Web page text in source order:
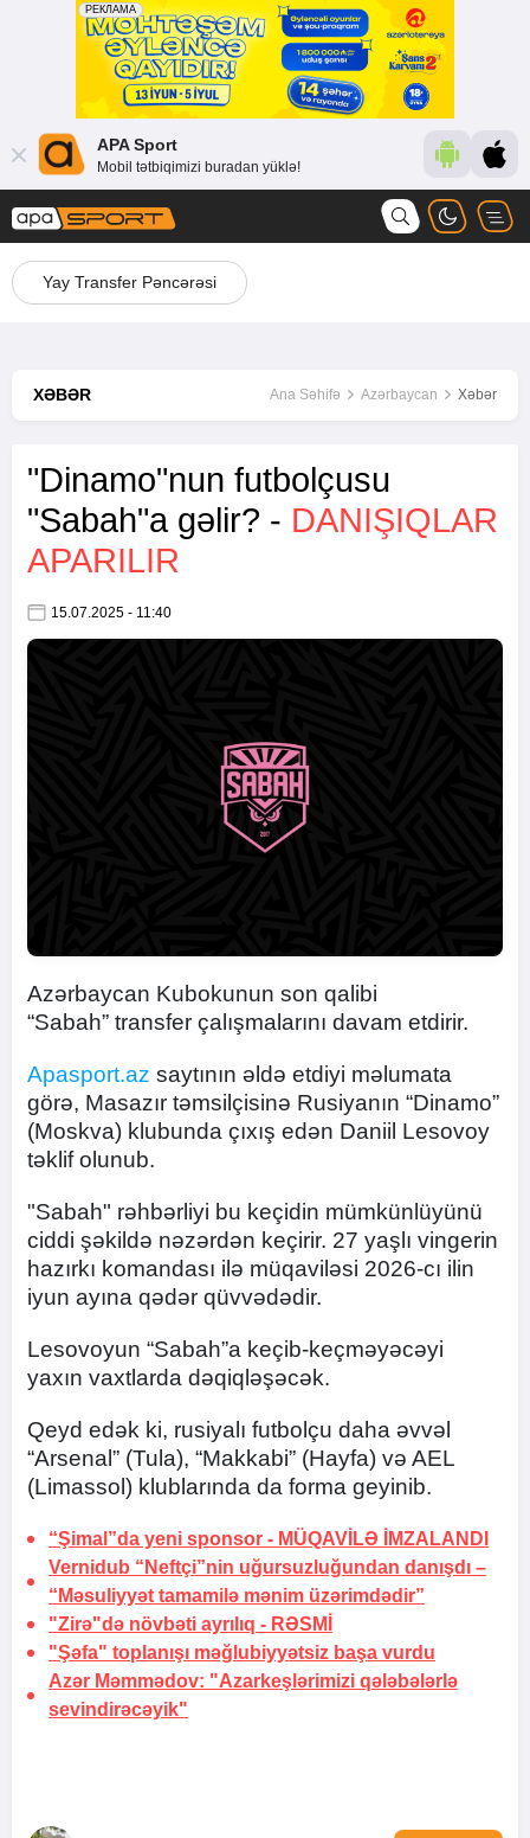
APA Sport
Mobil tətbiqimizi buradan yüklə!
Yay Transfer Pəncərəsi
XƏBƏR Ana Səhifə Azərbaycan Xəbər
"Dinamo"nun futbolçusu
"Sabah"a gəlir? - DANIŞIQLAR
APARILIR
15.07.2025 - 11:40
Azərbaycan Kubokunun son qalibi
“Sabah” transfer çalışmalarını davam etdirir.
Apasport.az saytının əldə etdiyi məlumata
görə, Masazır təmsilçisinə Rusiyanın “Dinamo”
(Moskva) klubunda çıxış edən Daniil Lesovoy
təklif olunub.
"Sabah" rəhbərliyi bu keçidin mümkünlüyünü
ciddi şəkildə nəzərdən keçirir. 27 yaşlı vingerin
hazırkı komandası ilə müqaviləsi 2026-cı ilin
iyun ayına qədər qüvvədədir.
Lesovoyun “Sabah”a keçib-keçməyəcəyi
yaxın vaxtlarda dəqiqləşəcək.
Qeyd edək ki, rusiyalı futbolçu daha əvvəl
“Arsenal” (Tula), “Makkabi” (Hayfa) və AEL
(Limassol) klublarında da forma geyinib.
“Şimal”da yeni sponsor - MÜQAVİLƏ İMZALANDI
Vernidub “Neftçi”nin uğursuzluğundan danışdı –
“Məsuliyyət tamamilə mənim üzərimdədir”
"Zirə"də növbəti ayrılıq - RƏSMİ
"Şəfa" toplanışı məğlubiyyətsiz başa vurdu
Azər Məmmədov: "Azarkeşlərimizi qələbələrlə
sevindirəcəyik"